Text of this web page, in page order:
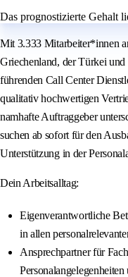
Das prognostizierte Gehalt
Mit 3.333 Mitarbeiter*innen
Griechenland, der Türkei
führenden Call Center
qualitativ hochwertigen
namhafte Auftraggeber
suchen ab sofort für den
Unterstützung in der
Dein Arbeitsalltag:
Eigenverantwortliche
in allen
Ansprechpartner für